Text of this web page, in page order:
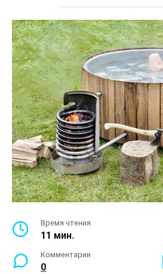
Время чтения
11 мин.
Комментарии
0